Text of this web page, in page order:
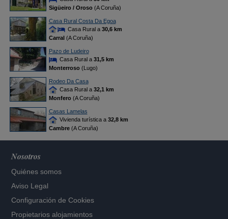
Sigüeiro / Oroso(A Coruña)
Casa Rural Costa Da Egoa
Casa Rural a 30,6 km
Carral(A Coruña)
Pazo de Ludeiro
Casa Rural a 31,5 km
Monterroso(Lugo)
Rodeo Da Casa
Casa Rural a 32,1 km
Monfero(A Coruña)
Casas Lamelas
Vivienda turística a 32,8 km
Cambre(A Coruña)
Nosotros
Quiénes somos
Aviso Legal
Configuración de Cookies
Propietarios alojamientos